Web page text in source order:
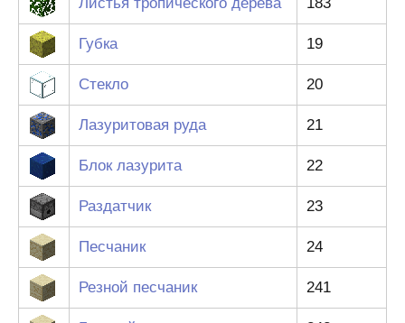
Губка 19
Стекло 20
Лазуритовая руда 21
Блок лазурита 22
Раздатчик 23
Песчаник 24
Резной песчаник 241